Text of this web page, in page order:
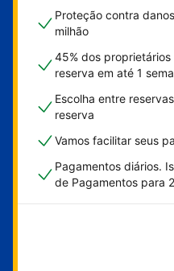
Proteção contra
milhão
45% dos
reserva em até 1
Escolha entre
reserva
Vamos facilitar seus
Pagamentos diários.
de Pagamentos para
Comece